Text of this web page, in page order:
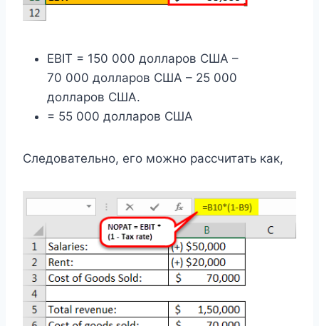
EBIT = 150 000 долларов США –
70 000 долларов США – 25 000
долларов США.
= 55 000 долларов США
Следовательно, его можно рассчитать как,